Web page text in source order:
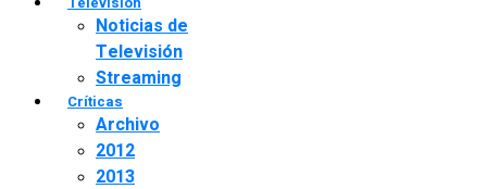
Noticias de
Televisión
Streaming
Críticas
Archivo
2012
2013